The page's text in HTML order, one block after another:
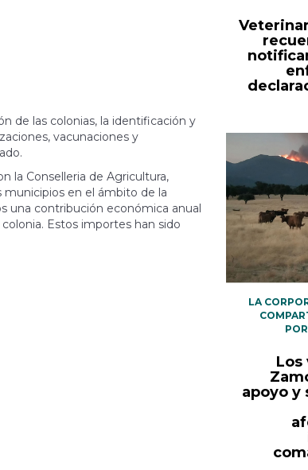
de las colonias, la identificación y
vacunaciones y
la Conselleria de Agricultura,
municipios en el ámbito de la
una contribución económica anual
Estos importes han sido
LA
Los
apoyo y